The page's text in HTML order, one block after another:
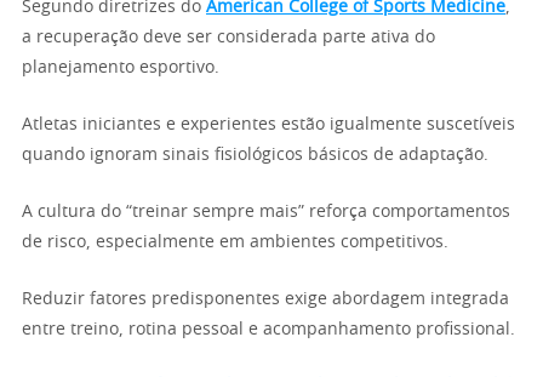
Segundo diretrizes do American College of Sports Medicine,
a recuperação deve ser considerada parte ativa do
planejamento esportivo.
Atletas iniciantes e experientes estão igualmente suscetíveis
quando ignoram sinais fisiológicos básicos de adaptação.
A cultura do “treinar sempre mais” reforça comportamentos
de risco, especialmente em ambientes competitivos.
Reduzir fatores predisponentes exige abordagem integrada
entre treino, rotina pessoal e acompanhamento profissional.